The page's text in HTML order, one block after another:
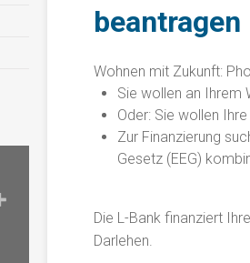
beantragen
Wohnen mit Zukunft:
Sie wollen an Ihrem
Oder: Sie wollen
Zur Finanzierung
Gesetz (EEG)
Die L-Bank finanziert
Darlehen.